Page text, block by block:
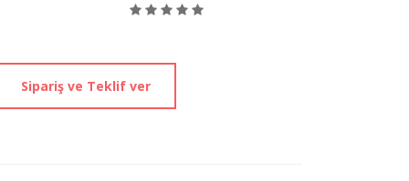
Sipariş ve Teklif ver